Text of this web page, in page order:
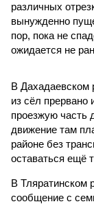
различных
вынужденно
пор, пока не
ожидается не
В Дахадаевском
из сёл прервано
проезжую часть
движение там
районе без
оставаться ещё
В Тляратинском
сообщение с